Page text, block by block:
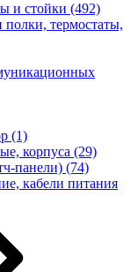
и стойки (492)
термостаты,
(1)
корпуса (29)
панели) (74)
кабели питания